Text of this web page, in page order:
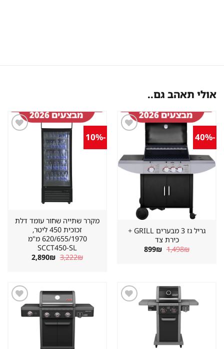
אולי תאהב גם..
במועדפים
גריל גז 3 מבערים GRILL +
כירת צד
1,498₪ המחיר
899₪ המחיר
מקרר שתייה שחור עומד דלת
זכוכית 450 ליטר,
620/655/1970 מ"מ
SCCT450-SL
3,222₪ המחיר
המקורי
2,890₪ המחיר
הנוכחי
שמור
מוצר